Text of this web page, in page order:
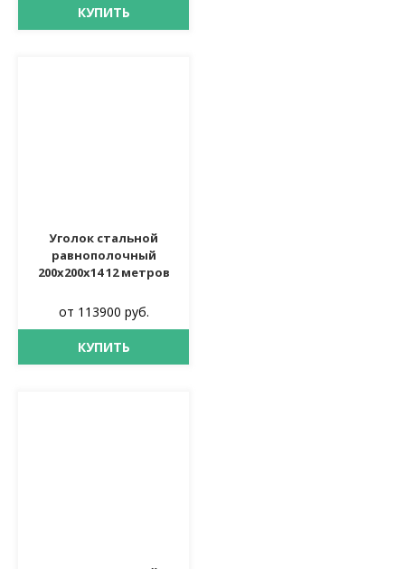
КУПИТЬ
Уголок стальной
равнополочный
200х200х14 12 метров
от 113900 руб.
КУПИТЬ